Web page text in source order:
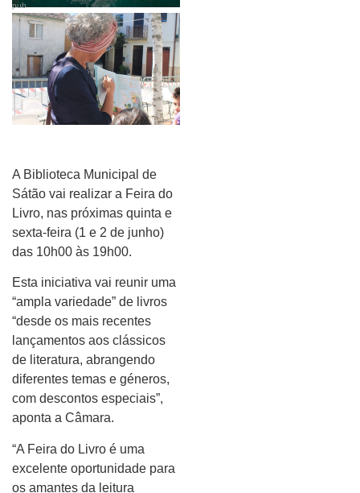
pub
A Biblioteca Municipal de
Sátão vai realizar a Feira do
Livro, nas próximas quinta e
sexta-feira (1 e 2 de junho)
das 10h00 às 19h00.
Esta iniciativa vai reunir uma
“ampla variedade” de livros
“desde os mais recentes
lançamentos aos clássicos
de literatura, abrangendo
diferentes temas e géneros,
com descontos especiais”,
aponta a Câmara.
“A Feira do Livro é uma
excelente oportunidade para
os amantes da leitura